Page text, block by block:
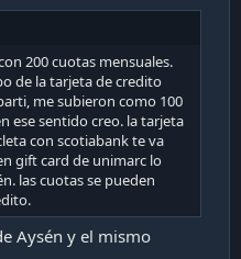
200 cuotas mensuales.
de la tarjeta de credito
me subieron como 100
ese sentido creo. la tarjeta
con scotiabank te va
gift card de unimarc lo
las cuotas se pueden
Aysén y el mismo